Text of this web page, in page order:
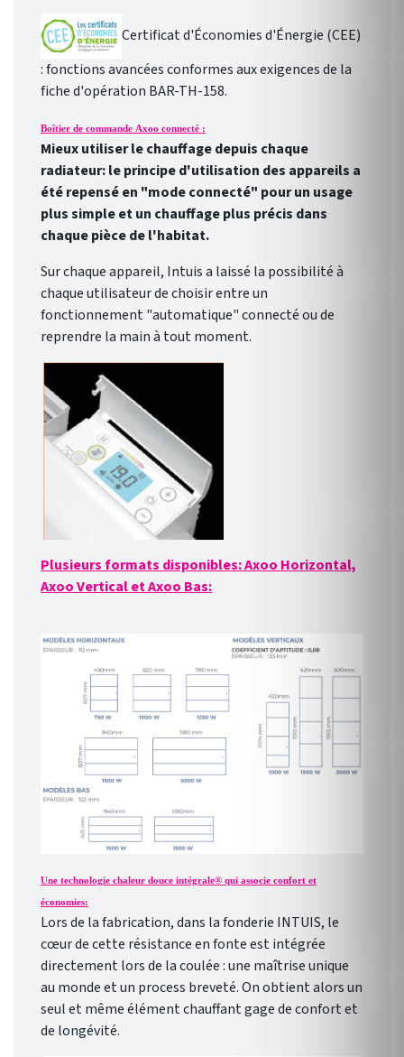
Certificat d'Économies d'Énergie (CEE)
: fonctions avancées conformes aux exigences de la
fiche d'opération BAR-TH-158.
Boîtier de commande Axoo connecté :
Mieux utiliser le chauffage depuis chaque
radiateur: le principe d'utilisation des appareils a
été repensé en "mode connecté" pour un usage
plus simple et un chauffage plus précis dans
chaque pièce de l'habitat.
Sur chaque appareil, Intuis a laissé la possibilité à
chaque utilisateur de choisir entre un
fonctionnement "automatique" connecté ou de
reprendre la main à tout moment.
Plusieurs formats disponibles: Axoo Horizontal,
Axoo Vertical et Axoo Bas:
Une technologie chaleur douce intégrale® qui associe confort et
économies:
Lors de la fabrication, dans la fonderie INTUIS, le
cœur de cette résistance en fonte est intégrée
directement lors de la coulée : une maîtrise unique
au monde et un process breveté. On obtient alors un
seul et même élément chauffant gage de confort et
de longévité.